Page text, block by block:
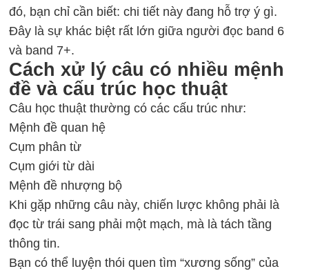
đó, bạn chỉ cần biết: chi tiết này đang hỗ trợ ý gì.
Đây là sự khác biệt rất lớn giữa người đọc band 6
và band 7+.
Cách xử lý câu có nhiều mệnh
đề và cấu trúc học thuật
Câu học thuật thường có các cấu trúc như:
Mệnh đề quan hệ
Cụm phân từ
Cụm giới từ dài
Mệnh đề nhượng bộ
Khi gặp những câu này, chiến lược không phải là
đọc từ trái sang phải một mạch, mà là tách tầng
thông tin.
Bạn có thể luyện thói quen tìm “xương sống” của